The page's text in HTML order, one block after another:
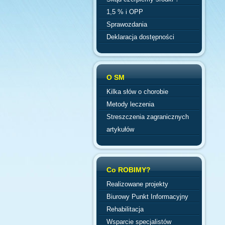
1,5 % i OPP
Sprawozdania
Deklaracja dostępności
O SM
Kilka słów o chorobie
Metody leczenia
Streszczenia zagranicznych
artykułów
Co ROBIMY?
Realizowane projekty
Biurowy Punkt Informacyjny
Rehabilitacja
Wsparcie specjalistów